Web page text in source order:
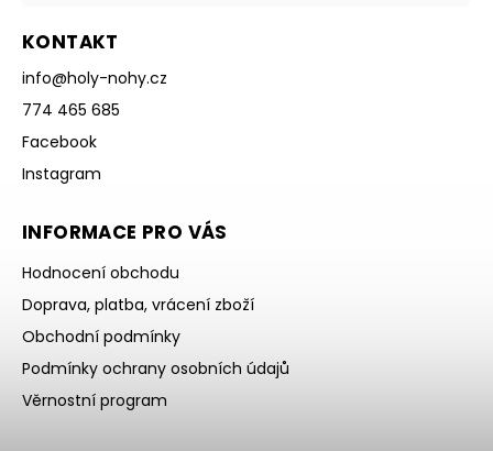
KONTAKT
info@holy-nohy.cz
774 465 685
Facebook
Instagram
INFORMACE PRO VÁS
Hodnocení obchodu
Doprava, platba, vrácení zboží
Obchodní podmínky
Podmínky ochrany osobních údajů
Věrnostní program